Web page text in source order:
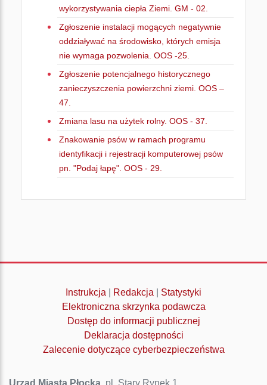
wykorzystywania ciepła Ziemi. GM - 02.
Zgłoszenie instalacji mogących negatywnie
oddziaływać na środowisko, których emisja
nie wymaga pozwolenia. OOS -25.
Zgłoszenie potencjalnego historycznego
zanieczyszczenia powierzchni ziemi. OOS –
47.
Zmiana lasu na użytek rolny. OOS - 37.
Znakowanie psów w ramach programu
identyfikacji i rejestracji komputerowej psów
pn. "Podaj łapę". OOS - 29.
Instrukcja Redakcja
Statystyki
Elektroniczna skrzynka podawcza
Dostęp do informacji publicznej
Deklaracja dostępności
Zalecenie dotyczące cyberbezpieczeństwa
Urząd Miasta Płocka , pl. Stary Rynek 1